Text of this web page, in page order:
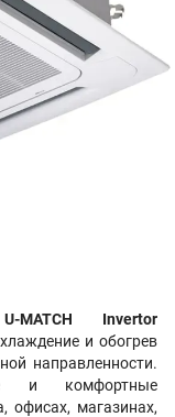
MATCH Invertor
и обогрев
направленности.
и комфортные
офисах, магазинах,